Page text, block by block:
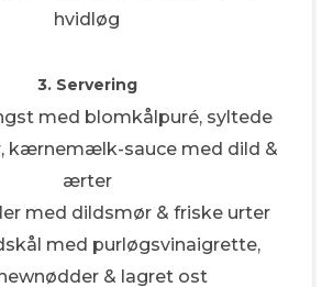
hvidløg
3. Servering
med blomkålpuré, syltede
kærnemælk-sauce med dild &
ærter
med dildsmør & friske urter
med purløgsvinaigrette,
& lagret ost